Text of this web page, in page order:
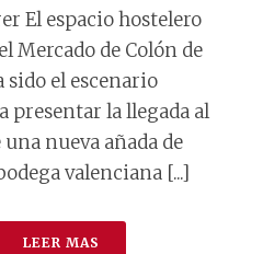
El espacio hostelero
Mercado de Colón de
sido el escenario
presentar la llegada al
una nueva añada de
valenciana [...]
LEER MAS